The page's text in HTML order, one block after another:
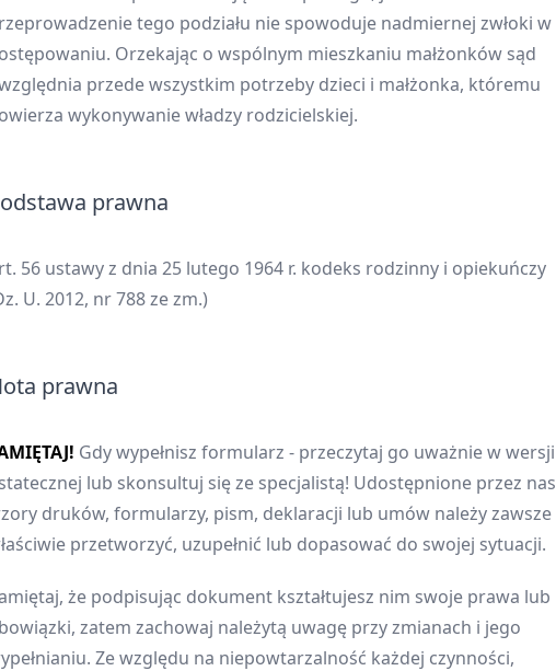
tego podziału nie spowoduje nadmiernej zwłoki w
Orzekając o wspólnym mieszkaniu małżonków sąd
przede wszystkim potrzeby dzieci i małżonka, któremu
wykonywanie władzy rodzicielskiej.
prawna
56 ustawy z dnia 25 lutego 1964 r. kodeks rodzinny i opiekuńczy
U. 2012, nr 788 ze zm.)
prawna
Gdy wypełnisz formularz - przeczytaj go uważnie w wersji
lub skonsultuj się ze specjalistą! Udostępnione przez nas
druków, formularzy, pism, deklaracji lub umów należy zawsze
przetworzyć, uzupełnić lub dopasować do swojej sytuacji.
że podpisując dokument kształtujesz nim swoje prawa lub
zatem zachowaj należytą uwagę przy zmianach i jego
Ze względu na niepowtarzalność każdej czynności,